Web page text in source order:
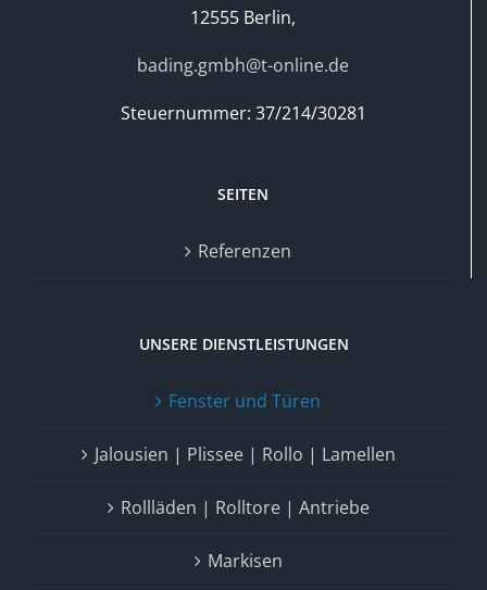
12555 Berlin,
bading.gmbh@t-online.de
Steuernummer: 37/214/30281
SEITEN
Referenzen
UNSERE DIENSTLEISTUNGEN
Fenster und Türen
Jalousien | Plissee | Rollo | Lamellen
Rollläden | Rolltore | Antriebe
Markisen